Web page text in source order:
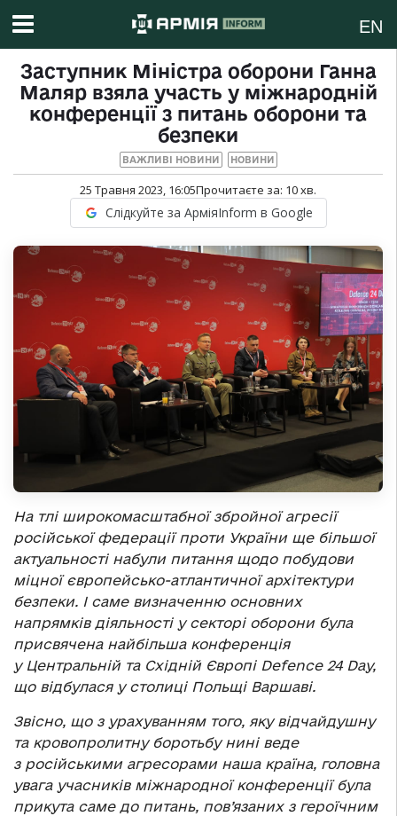
EN
Заступник Міністра оборони Ганна
Маляр взяла участь у міжнародній
конференції з питань оборони та
безпеки
ВАЖЛИВІ НОВИНИ НОВИНИ
25 Травня 2023, 16:05Прочитаєте за: 10хв.
Слідкуйте за АрміяInform в Google
На тлі широкомасштабної збройної агресії
російської федерації проти України ще більшої
актуальності набули питання щодо побудови
міцної європейсько-атлантичної архітектури
безпеки. І саме визначенню основних
напрямків діяльності у секторі оборони була
присвячена найбільша конференція
у Центральній та Східній Європі Defence24 Day,
що відбулася у столиці Польщі Варшаві.
Звісно, що з урахуванням того, яку відчайдушну
та кровопролитну боротьбу нині веде
з російськими агресорами наша країна, головна
увага учасників міжнародної конференції була
прикута саме до питань, пов’язаних з героїчним